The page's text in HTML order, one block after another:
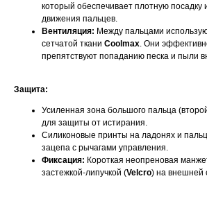
который обеспечивает плотную посадку
движения пальцев.
Вентиляция: Между пальцами
сетчатой ткани Coolmax . Они
препятствуют попаданию песка и пыли
Защита:
Усиленная зона большого пальца
для защиты от истирания.
Силиконовые принты на ладонях и
зацепа с рычагами управления.
Фиксация: Короткая неопреновая
застежкой-липучкой (Velcro) на внешней